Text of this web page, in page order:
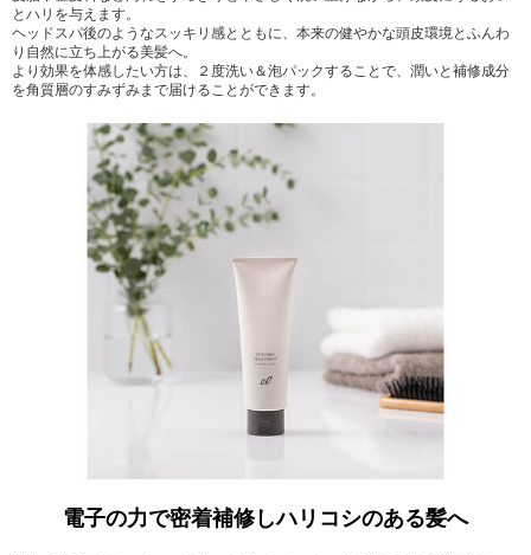
とハリを与えます。
ヘッドスパ後のようなスッキリ感とともに、本来の健やかな頭皮環境とふんわ
り自然に立ち上がる美髪へ。
より効果を体感したい方は、２度洗い＆泡パックすることで、潤いと補修成分
を角質層のすみずみまで届けることができます。
電子の力で密着補修しハリコシのある髪へ